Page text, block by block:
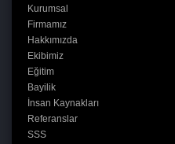
Kurumsal
Firmamız
Hakkımızda
Ekibimiz
Eğitim
Bayilik
İnsan Kaynakları
Referanslar
SSS